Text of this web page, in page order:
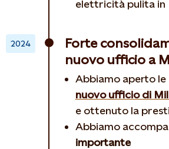
elettricità pulita in
2024
Forte
nuovo ufficio a
Abbiamo aperto
nuovo ufficio di
e ottenuto la
Abbiamo
importante